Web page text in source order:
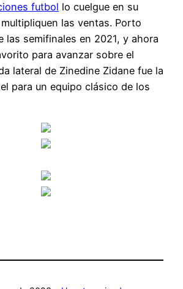
futbol lo cuelgue en su
las ventas. Porto
las semifinales en 2021, y ahora
para avanzar sobre el
lateral de Zinedine Zidane fue la
para un equipo clásico de los